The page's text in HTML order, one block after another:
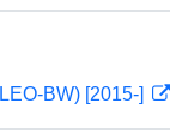
BW) [2015-]